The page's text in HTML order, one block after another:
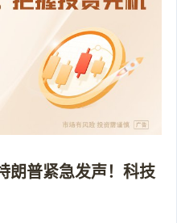
朗普紧急发声！科技